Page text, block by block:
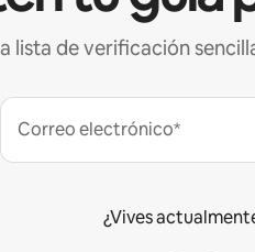
lista de verificación
Correo electrónico*
¿Vives